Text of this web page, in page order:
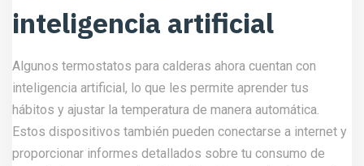
inteligencia artificial
Algunos termostatos para calderas ahora cuentan con
inteligencia artificial, lo que les permite aprender tus
hábitos y ajustar la temperatura de manera automática.
Estos dispositivos también pueden conectarse a internet y
proporcionar informes detallados sobre tu consumo de